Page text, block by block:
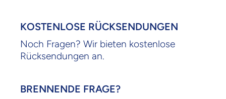
KOSTENLOSE RÜCKSENDUNGEN
Noch Fragen? Wir bieten kostenlose
Rücksendungen an.
BRENNENDE FRAGE?